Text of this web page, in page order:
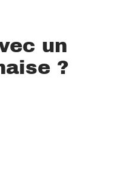
un
?